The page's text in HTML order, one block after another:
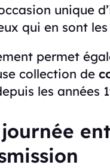
unique
qui en sont
permet
collection de
les années